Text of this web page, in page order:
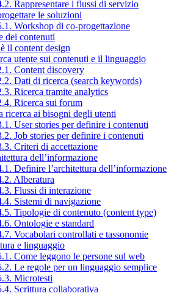
Rappresentare i flussi di servizio
le soluzioni
Workshop di co-progettazione
dei contenuti
il content design
utente sui contenuti e il linguaggio
Content discovery
Dati di ricerca (search keywords)
Ricerca tramite analytics
Ricerca sui forum
ricerca ai bisogni degli utenti
User stories per definire i contenuti
Job stories per definire i contenuti
Criteri di accettazione
dell’informazione
Definire l’architettura dell’informazione
Alberatura
Flussi di interazione
Sistemi di navigazione
Tipologie di contenuto (content type)
Ontologie e standard
Vocabolari controllati e tassonomie
e linguaggio
Come leggono le persone sul web
Le regole per un linguaggio semplice
Microtesti
Scrittura collaborativa